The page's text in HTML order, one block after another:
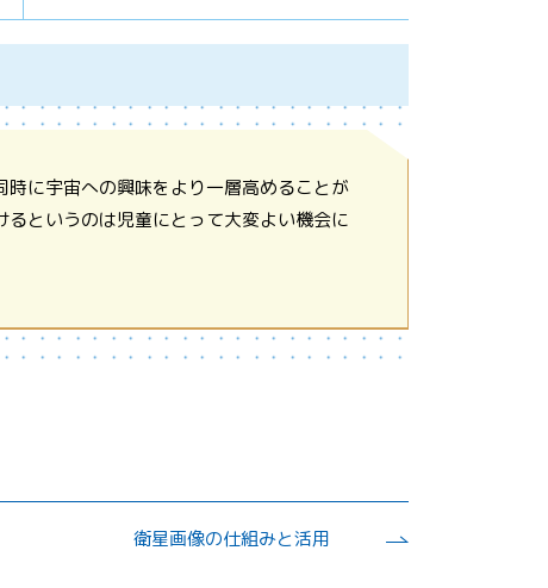
に宇宙への興味をより一層高めることが
というのは児童にとって大変よい機会に
衛星画像の仕組みと活用